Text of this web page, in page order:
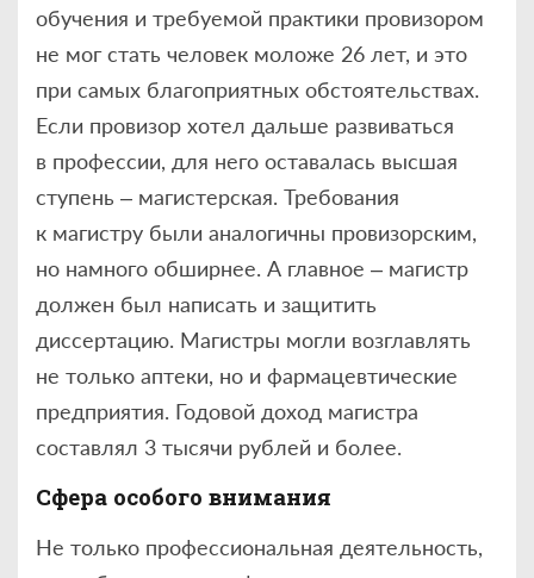
обучения и требуемой практики провизором
не мог стать человек моложе 26 лет, и это
при самых благоприятных обстоятельствах.
Если провизор хотел дальше развиваться
в профессии, для него оставалась высшая
ступень – магистерская. Требования
к магистру были аналогичны провизорским,
но намного обширнее. А главное – магистр
должен был написать и защитить
диссертацию. Магистры могли возглавлять
не только аптеки, но и фармацевтические
предприятия. Годовой доход магистра
составлял 3 тысячи рублей и более.
Сфера особого внимания
Не только профессиональная деятельность,